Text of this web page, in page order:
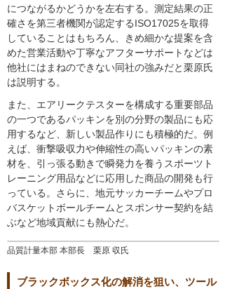
品質計量本部 本部長 栗原 収氏
につながるかどうかを左右する。測定結果の正
確さを第三者機関が認定するISO17025を取得
していることはもちろん、きめ細かな提案を含
めた営業活動や丁寧なアフターサポートなどは
他社にはまねのできない同社の強みだと栗原氏
は説明する。
また、エアリークテスターを構成する重要部品
の一つであるパッキンを別の分野の製品にも応
用するなど、新しい製品作りにも積極的だ。例
えば、衝撃吸収力や伸縮性の高いパッキンの素
材を、引っ張る動きで瞬発力を養うスポーツト
レーニング用品などに応用した商品の開発も行
っている。さらに、地元サッカーチームやプロ
バスケットボールチームとスポンサー契約を結
ぶなど地域貢献にも熱心だ。
ブラックボックス化の解消を狙い、ツール